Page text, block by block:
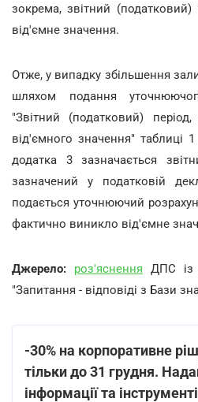
зокрема, звітний
від'ємне значення.
Отже, у випадку збільшення
шляхом подання
"Звітний (податковий)
від'ємного значення" таблиці
додатка 3 зазначається
зазначений у податковій
подається уточнюючий
фактично виникло від'ємне
Джерело: роз'яснення ДПС із
"Запитання - відповіді з Бази
-30% на корпоративне
тільки до 31 грудня.
інформації та